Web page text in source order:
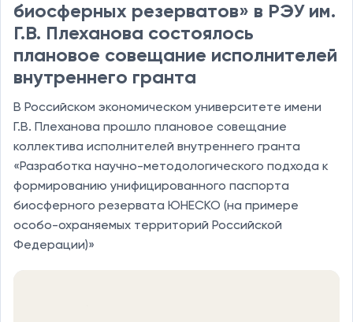
биосферных резерватов» в РЭУ им.
Г.В. Плеханова состоялось
плановое совещание исполнителей
внутреннего гранта
В Российском экономическом университете имени
Г.В. Плеханова прошло плановое совещание
коллектива исполнителей внутреннего гранта
«Разработка научно-методологического подхода к
формированию унифицированного паспорта
биосферного резервата ЮНЕСКО (на примере
особо-охраняемых территорий Российской
Федерации)»